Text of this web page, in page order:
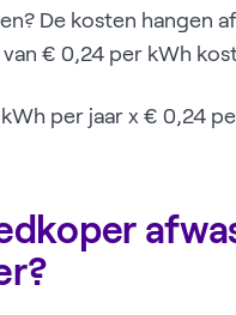
De kosten hangen
€ 0,24 per kWh
per jaar x € 0,24